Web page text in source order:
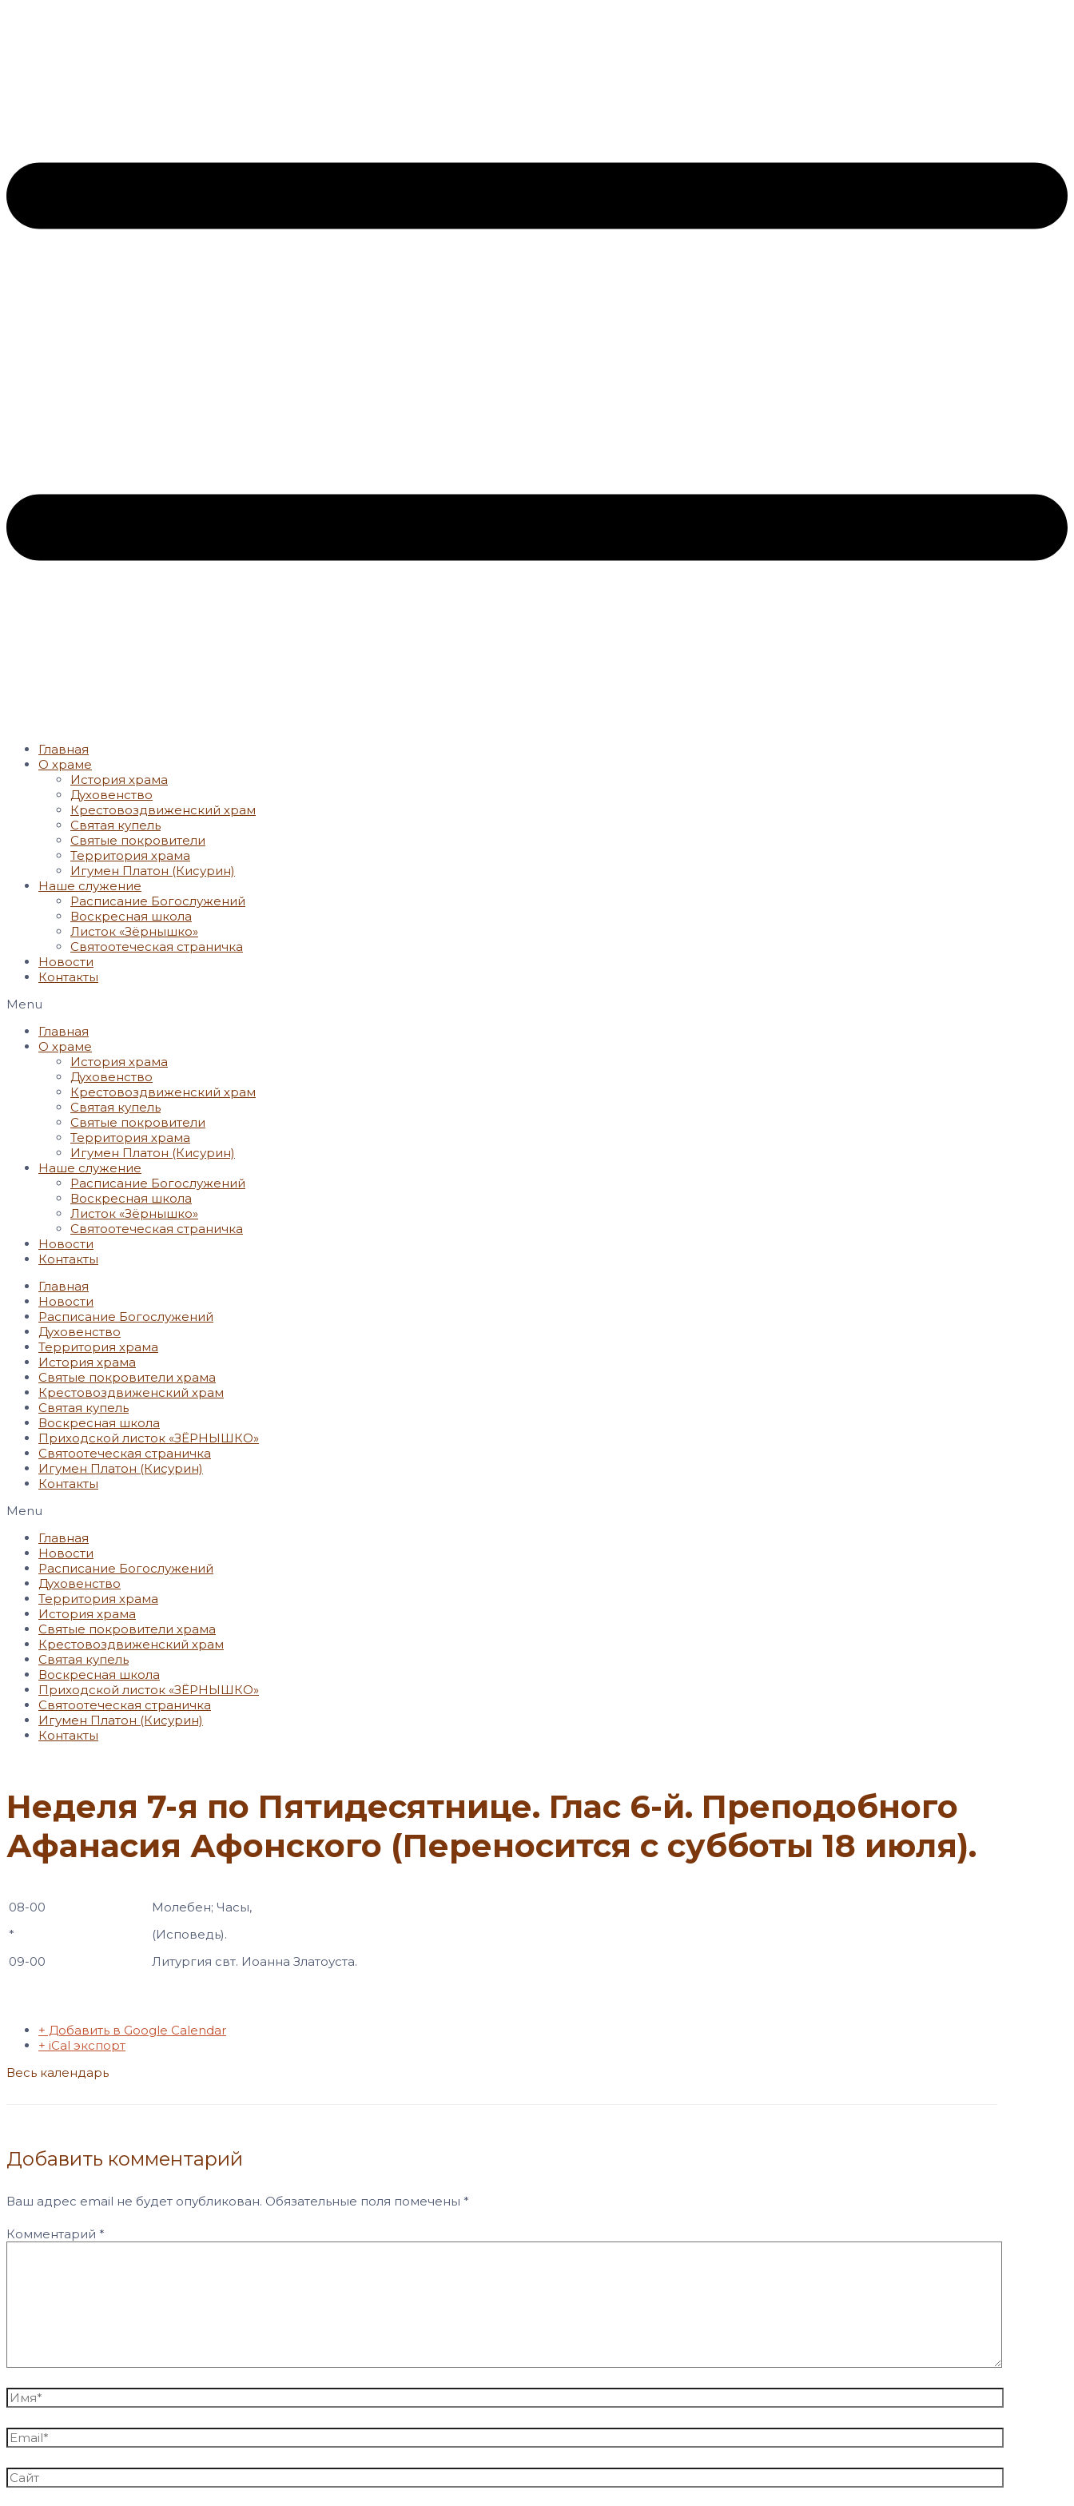
Главная
О храме
История храма
Духовенство
Крестовоздвиженский храм
Святая купель
Святые покровители
Территория храма
Игумен Платон (Кисурин)
Наше служение
Расписание Богослужений
Воскресная школа
Листок «Зёрнышко»
Святоотеческая страничка
Новости
Контакты
Menu
Главная
О храме
История храма
Духовенство
Крестовоздвиженский храм
Святая купель
Святые покровители
Территория храма
Игумен Платон (Кисурин)
Наше служение
Расписание Богослужений
Воскресная школа
Листок «Зёрнышко»
Святоотеческая страничка
Новости
Контакты
Главная
Новости
Расписание Богослужений
Духовенство
Территория храма
История храма
Святые покровители храма
Крестовоздвиженский храм
Святая купель
Воскресная школа
Приходской листок «ЗЁРНЫШКО»
Святоотеческая страничка
Игумен Платон (Кисурин)
Контакты
Menu
Главная
Новости
Расписание Богослужений
Духовенство
Территория храма
История храма
Святые покровители храма
Крестовоздвиженский храм
Святая купель
Воскресная школа
Приходской листок «ЗЁРНЫШКО»
Святоотеческая страничка
Игумен Платон (Кисурин)
Контакты
Неделя 7-я по Пятидесятнице. Глас 6-й. Преподобного
Афанасия Афонского (Переносится с субботы 18 июля).
08-00
*
09-00
Молебен; Часы,
(Исповедь).
Литургия свт. Иоанна Златоуста.
+ Добавить в Google Calendar
+ iCal экспорт
Весь календарь
Добавить комментарий
Ваш адрес email не будет опубликован. Обязательные поля помечены *
Комментарий *
Имя*
Email*
Сайт